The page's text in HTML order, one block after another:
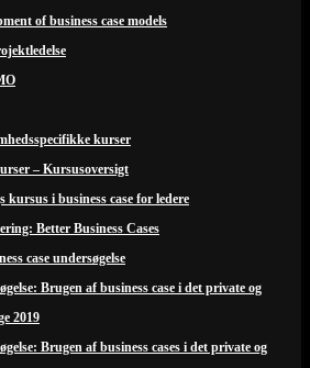
of business case models
kurser
– Kursusoversigt
kursus i business case for ledere
Better Business Cases
case undersøgelse
Brugen af business case i det private og
2019
Brugen af business cases i det private og